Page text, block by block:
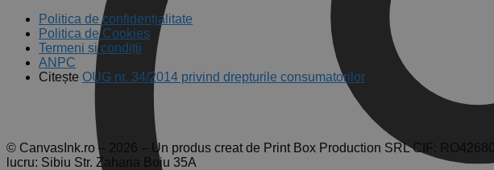
Politica de confidențialitate
Politica de Cookies
Termeni și condiții
ANPC
Citește OUG nr. 34/2014 privind drepturile consumatorilor
© CanvasInk.ro – 2026 – Un produs creat de Print Box Production SRL CIF:
lucru: Sibiu Str. Zaharia Boiu 35A